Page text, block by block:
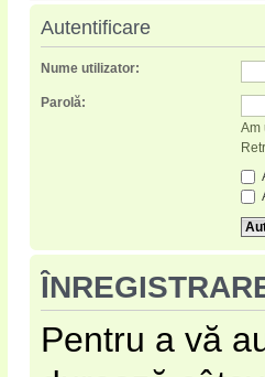
Autentificare
Nume utilizator:
Parolă:
Am
Pentru a vă